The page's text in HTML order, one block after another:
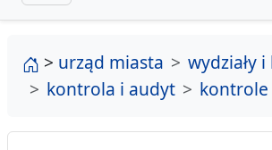
strona główna
> urząd miasta
wydziały
kontrola i audyt
kontrole